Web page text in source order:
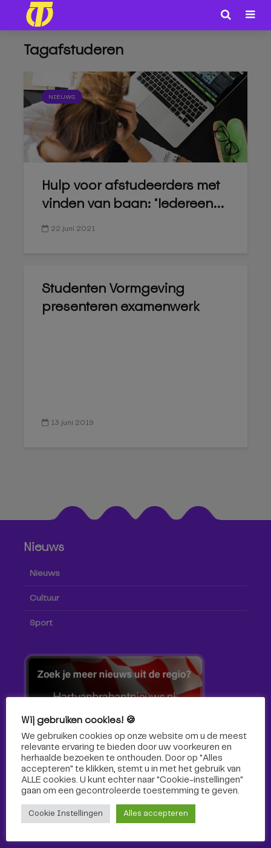
Tagafstuderen
NIEUWS
Hulp voor afstudeerders met
vinden van baan: ‘Iedereen...
22 juni 2021
Studenten Vormgeving
presenteren examenwerk
13 juni 2019
Nieuws
Nieuws
Cultuur
Sport
Volg ons!
Volg Omroep Tilburg niet alleen hier, maar ook via social
Wij gebruiken cookies! 🍪
We gebruiken cookies op onze website om u de meest
relevante ervaring te bieden door uw voorkeuren en
herhaalde bezoeken te onthouden. Door op "Alles
accepteren" te klikken, stemt u in met het gebruik van
ALLE cookies. U kunt echter naar "Cookie-instellingen"
gaan om een ​​gecontroleerde toestemming te geven.
Cookie Instellingen Alles accepteren